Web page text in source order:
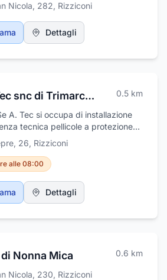
Nicola, 282, Rizziconi
Dettagli
Se.A. Tec snc di Trimarchi Michele 0.5 km
A. Tec si occupa di installazione
tecnica pellicole a protezione
solari per edifici si occupa di
e condizionamento.
e manutenzione e nella vendita e
di elettrodomestici.
26, Rizziconi
alle 08:00
Dettagli
Nonna Mica 0.6 km
Nicola, 230, Rizziconi